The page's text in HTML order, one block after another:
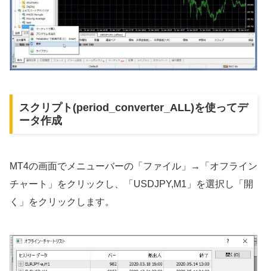
スクリプト(period_converter_ALL)を使ってデ
ータ作成
MT4の画面でメニューバーの「ファイル」→「オフライン
チャート」をクリックし、「USDJPY,M1」を選択し「開
く」をクリックします。